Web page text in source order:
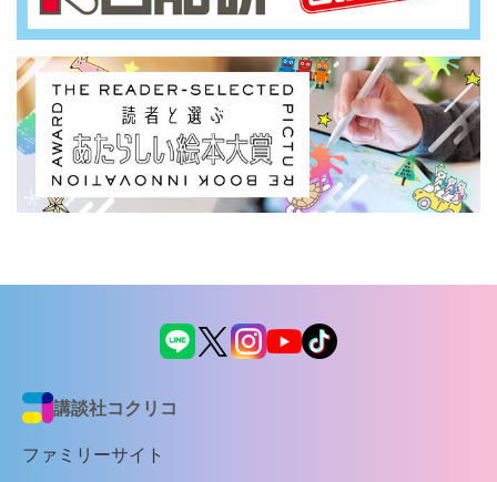
講談社コクリコ
ファミリーサイト